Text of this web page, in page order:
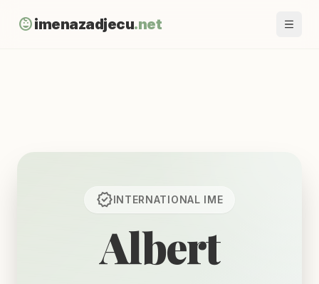
child_careimenazadjecu.net
verifiedINTERNATIONAL IME
Albert